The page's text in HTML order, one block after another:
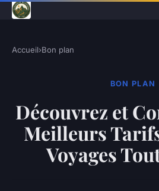
Accueil›Bon plan
BON PLAN
Découvrez et
Meilleurs
Voyages